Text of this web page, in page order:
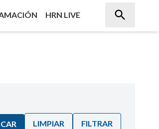
HRN LIVE
LIMPIAR FILTRAR